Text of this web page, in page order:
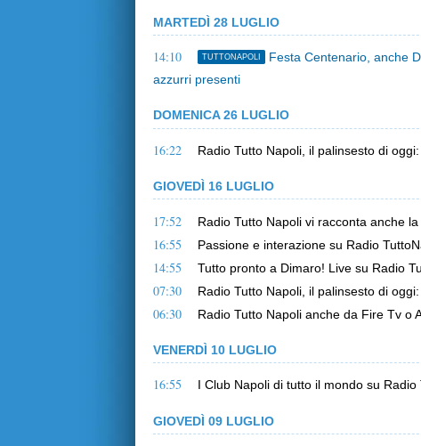
MARTEDÌ 28 LUGLIO
14:10 TUTTONAPOLI
Festa Centenario, anche
azzurri presenti
DOMENICA 26 LUGLIO
16:22 Radio Tutto Napoli, il palinsesto di
GIOVEDÌ 16 LUGLIO
17:52 Radio Tutto Napoli vi racconta anche
16:55 Passione e interazione su Radio
14:55 Tutto pronto a Dimaro! Live su Radio
07:30 Radio Tutto Napoli, il palinsesto di
06:30 Radio Tutto Napoli anche da Fire Tv o
VENERDÌ 10 LUGLIO
16:55 I Club Napoli di tutto il mondo su
GIOVEDÌ 09 LUGLIO